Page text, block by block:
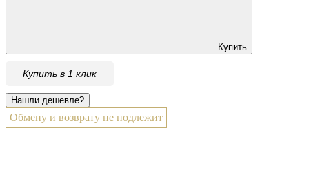
Купить
Купить в 1 клик
Обмену и возврату не подлежит